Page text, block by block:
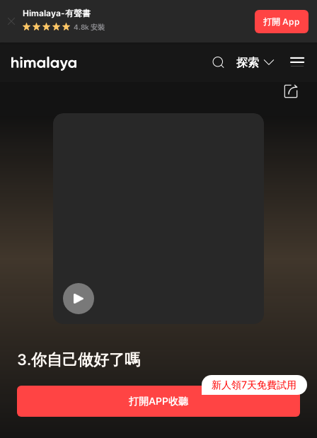
Himalaya-有聲書
4.8k 安裝
打開 App
探索
3.你自己做好了嗎
打開APP收聽
新人領7天免費試用